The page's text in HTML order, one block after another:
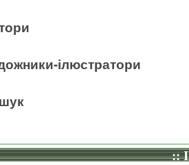
ілюстратори
::